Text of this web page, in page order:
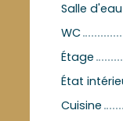
Salle d'eau
WC
Étage
État
Cuisine